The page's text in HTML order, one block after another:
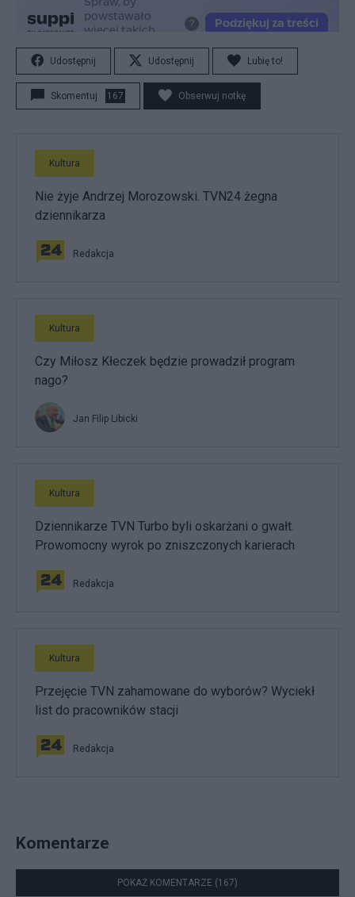
Udostępnij Udostępnij Lubię to!
Skomentuj 167 Obserwuj notkę
Kultura
Nie żyje Andrzej Morozowski. TVN24 żegna
dziennikarza
Redakcja
Kultura
Czy Miłosz Kłeczek będzie prowadził program
nago?
Jan Filip Libicki
Kultura
Dziennikarze TVN Turbo byli oskarżani o gwałt.
Prowomocny wyrok po zniszczonych karierach
Redakcja
Kultura
Przejęcie TVN zahamowane do wyborów? Wyciekł
list do pracowników stacji
Redakcja
Komentarze
POKAŻ KOMENTARZE (167)